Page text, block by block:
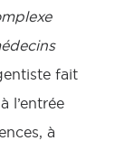
fait
l’entrée
à